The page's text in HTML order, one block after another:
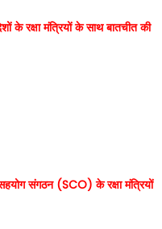
के रक्षा मंत्रियों के साथ बातचीत की
संगठन (SCO) के रक्षा मंत्रियों